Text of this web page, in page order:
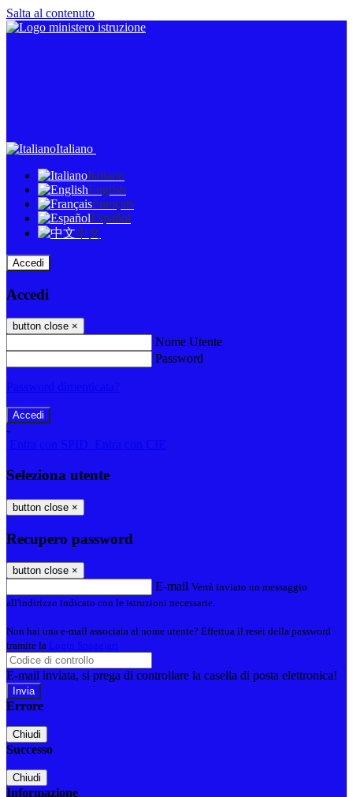
Salta al contenuto
Italiano
Italiano
English
Français
Español
中文
Accedi
Accedi
button close ×
Nome Utente
Password
-
Seleziona utente
button close ×
Recupero password
button close ×
E-mail Verrà inviato un messaggio
all'indirizzo indicato con le istruzioni necessarie.
Non hai una e-mail associata al nome utente? Effettua il reset della password
tramite la
E-mail inviata, si prega di controllare la casella di posta elettronica!
Errore
Chiudi
Successo
Chiudi
Informazione